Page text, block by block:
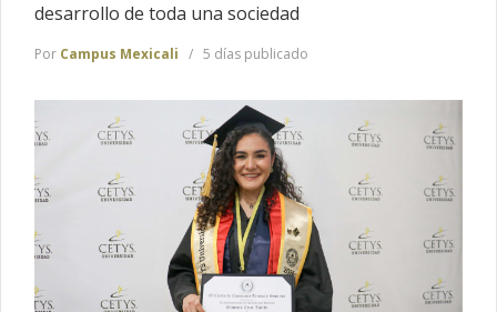
desarrollo de toda una sociedad
Por Campus Mexicali 5 días publicado